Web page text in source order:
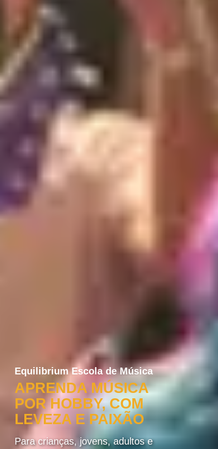
Equilibrium Escola de Música
APRENDA MÚSICA
POR HOBBY, COM
LEVEZA E PAIXÃO
Para crianças, jovens, adultos e